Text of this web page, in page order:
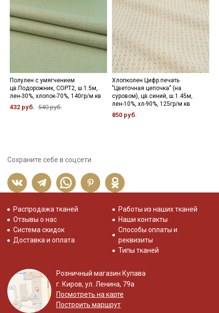
Полулен с умягчением
цв.Подорожник, СОРТ2, ш.1.5м,
лен-30%, хлопок-70%, 140гр/м.кв
432 руб. 540 руб.
Хлопколен Цифр.печать
"Цветочная цепочка" (на
суровом), цв.синий, ш.1.45м,
лен-10%, хл-90%, 125гр/м.кв
850 руб.
Сохраните себе в соцсети
Распродажа тканей
Отзывы о нас
Система скидок
Доставка и оплата
Работы из наших тканей
Наши контакты
Способы оплаты и
реквизиты
Типы тканей
Розничный магазин Купава
г. Киров, ул. Ленина, 79а
Посмотреть на карте
Построить маршрут